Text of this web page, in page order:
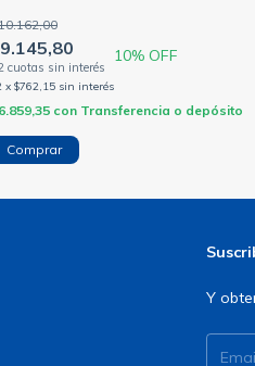
10% OFF
x $762,15 sin interés
con Transferencia o depósito
Comprar
Y